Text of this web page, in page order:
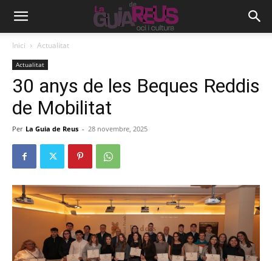
Inici Actualitat
Actualitat
30 anys de les Beques Reddis
de Mobilitat
Per La Guia de Reus - 28 novembre, 2025